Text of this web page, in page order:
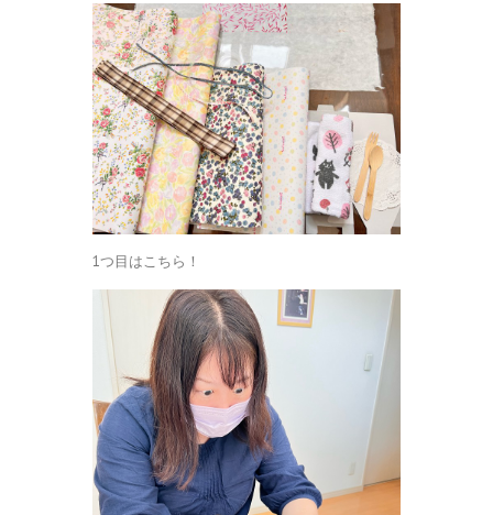
1つ目はこちら！